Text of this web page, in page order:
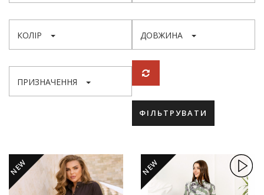
КОЛІР ДОВЖИНА
ПРИЗНАЧЕННЯ
ФІЛЬТРУВАТИ
NEW NEW